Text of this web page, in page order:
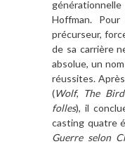
gén
Hoffman.
précurseur,
de sa carrière
absolue, un
réussites. Aprè
(Wolf, The
folles), il
casting quatre
Guerre selon